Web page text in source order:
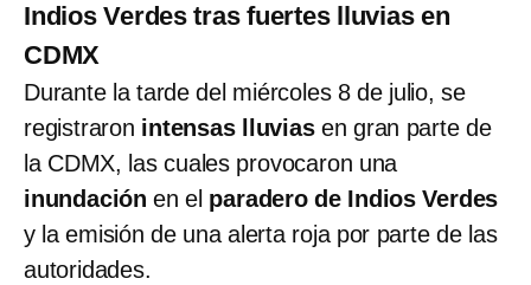
Indios Verdes tras fuertes lluvias en
CDMX
Durante la tarde del miércoles 8 de julio, se
registraron intensas lluviasen gran parte de
la CDMX, las cuales provocaron una
inundación en el paradero de Indios Verdes
y la emisión de una alerta roja por parte de las
autoridades.